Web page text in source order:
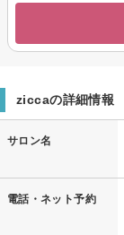
ziccaの詳細情報
サロン名
電話・ネット予約